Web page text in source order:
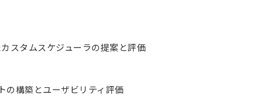
スタムスケジューラの提案と評価
の構築とユーザビリティ評価